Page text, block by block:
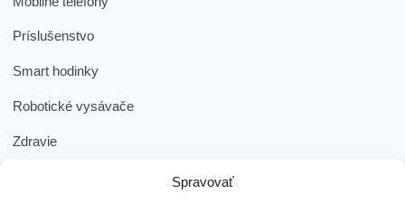
Spravovať
Príslušenstvo
Smart hodinky
Robotické vysávače
Zdravie